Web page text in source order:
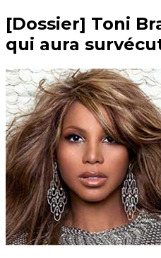
[Dossier] Toni
qui aura